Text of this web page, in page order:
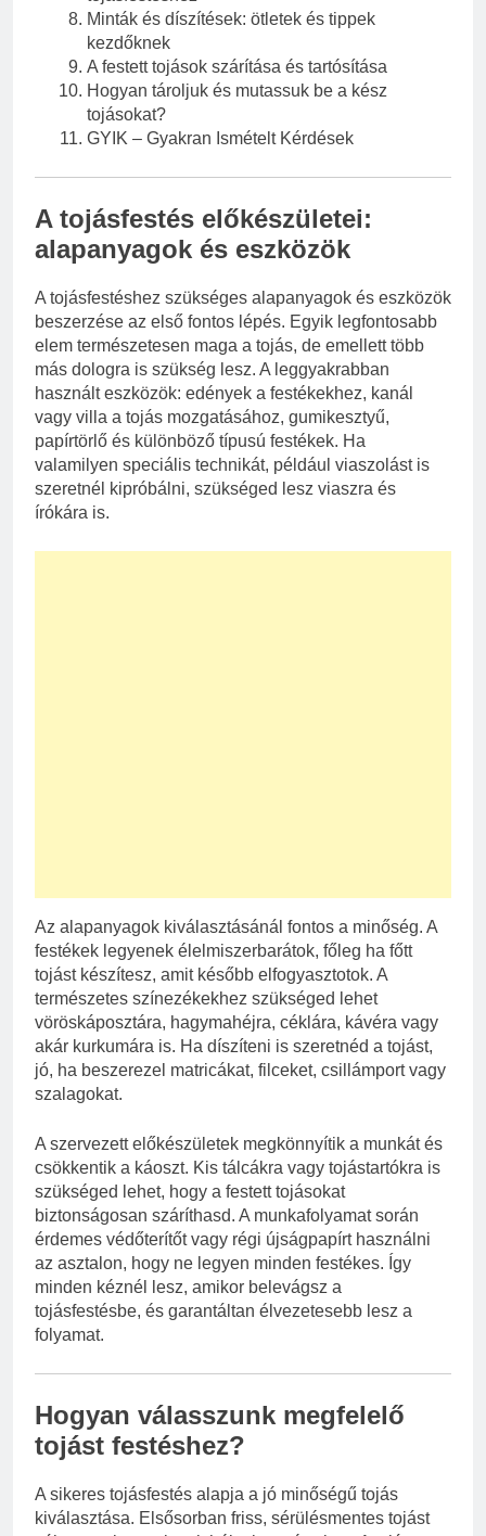
Minták és díszítések: ötletek és tippek
kezdőknek
A festett tojások szárítása és tartósítása
Hogyan tároljuk és mutassuk be a kész
tojásokat?
GYIK – Gyakran Ismételt Kérdések
A tojásfestés előkészületei:
alapanyagok és eszközök
A tojásfestéshez szükséges alapanyagok és eszközök
beszerzése az első fontos lépés. Egyik legfontosabb
elem természetesen maga a tojás, de emellett több
más dologra is szükség lesz. A leggyakrabban
használt eszközök: edények a festékekhez, kanál
vagy villa a tojás mozgatásához, gumikesztyű,
papírtörlő és különböző típusú festékek. Ha
valamilyen speciális technikát, például viaszolást is
szeretnél kipróbálni, szükséged lesz viaszra és
írókára is.
Az alapanyagok kiválasztásánál fontos a minőség. A
festékek legyenek élelmiszerbarátok, főleg ha főtt
tojást készítesz, amit később elfogyasztotok. A
természetes színezékekhez szükséged lehet
vöröskáposztára, hagymahéjra, céklára, kávéra vagy
akár kurkumára is. Ha díszíteni is szeretnéd a tojást,
jó, ha beszerezel matricákat, filceket, csillámport vagy
szalagokat.
A szervezett előkészületek megkönnyítik a munkát és
csökkentik a káoszt. Kis tálcákra vagy tojástartókra is
szükséged lehet, hogy a festett tojásokat
biztonságosan száríthasd. A munkafolyamat során
érdemes védőterítőt vagy régi újságpapírt használni
az asztalon, hogy ne legyen minden festékes. Így
minden kéznél lesz, amikor belevágsz a
tojásfestésbe, és garantáltan élvezetesebb lesz a
folyamat.
Hogyan válasszunk megfelelő
tojást festéshez?
A sikeres tojásfestés alapja a jó minőségű tojás
kiválasztása. Elsősorban friss, sérülésmentes tojást